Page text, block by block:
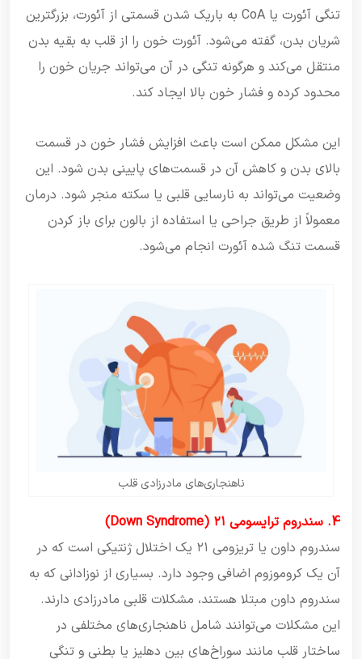
تنگی آئورت یا CoA به باریک شدن قسمتی از آئورت، بزرگترین
شریان بدن، گفته می‌شود. آئورت خون را از قلب به بقیه بدن
منتقل می‌کند و هرگونه تنگی در آن می‌تواند جریان خون را
محدود کرده و فشار خون بالا ایجاد کند.
این مشکل ممکن است باعث افزایش فشار خون در قسمت
بالای بدن و کاهش آن در قسمت‌های پایینی بدن شود. این
وضعیت می‌تواند به نارسایی قلبی یا سکته منجر شود. درمان
معمولاً از طریق جراحی یا استفاده از بالون برای باز کردن
قسمت تنگ شده آئورت انجام می‌شود.
ناهنجاری‌های مادرزادی قلب
4. سندروم ترایسومی ۲۱ (Down Syndrome)
سندروم داون یا تریزومی ۲۱ یک اختلال ژنتیکی است که در
آن یک کروموزوم اضافی وجود دارد. بسیاری از نوزادانی که به
سندروم داون مبتلا هستند، مشکلات قلبی مادرزادی دارند.
این مشکلات می‌توانند شامل ناهنجاری‌های مختلفی در
ساختار قلب مانند سوراخ‌های بین دهلیز یا بطنی و تنگی